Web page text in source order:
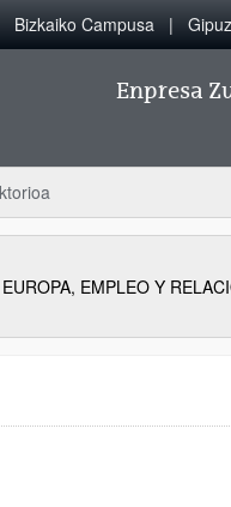
Bizkaiko Campusa
Enpresa